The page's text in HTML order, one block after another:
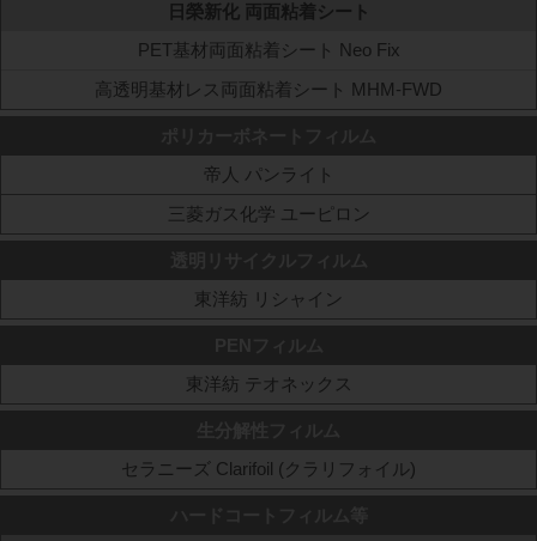
日榮新化 両面粘着シート
PET基材両面粘着シート Neo Fix
高透明基材レス両面粘着シート MHM-FWD
帝人 パンライト
三菱ガス化学 ユーピロン
東洋紡 リシャイン
東洋紡 テオネックス
セラニーズ Clarifoil (クラリフォイル)